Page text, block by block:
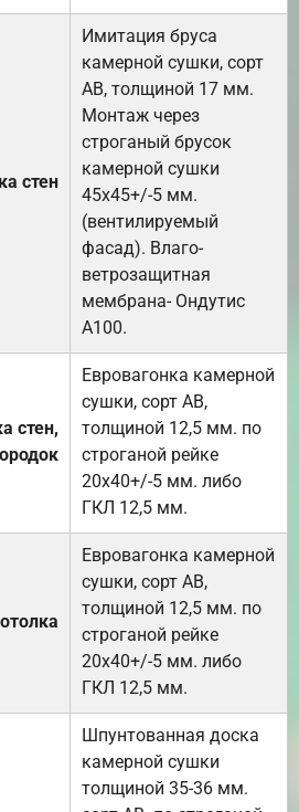
стен
Имитация бруса
камерной сушки, сорт
АВ, толщиной 17 мм.
Монтаж через
строганый брусок
камерной сушки
45х45+/-5 мм.
(вентилируемый
фасад). Влаго-
ветрозащитная
мембрана- Ондутис
А100.
стен,
Евровагонка камерной
сушки, сорт АВ,
толщиной 12,5 мм. по
строганой рейке
20х40+/-5 мм. либо
ГКЛ 12,5 мм.
Евровагонка камерной
сушки, сорт АВ,
толщиной 12,5 мм. по
строганой рейке
20х40+/-5 мм. либо
ГКЛ 12,5 мм.
Шпунтованная доска
камерной сушки
толщиной 35-36 мм.